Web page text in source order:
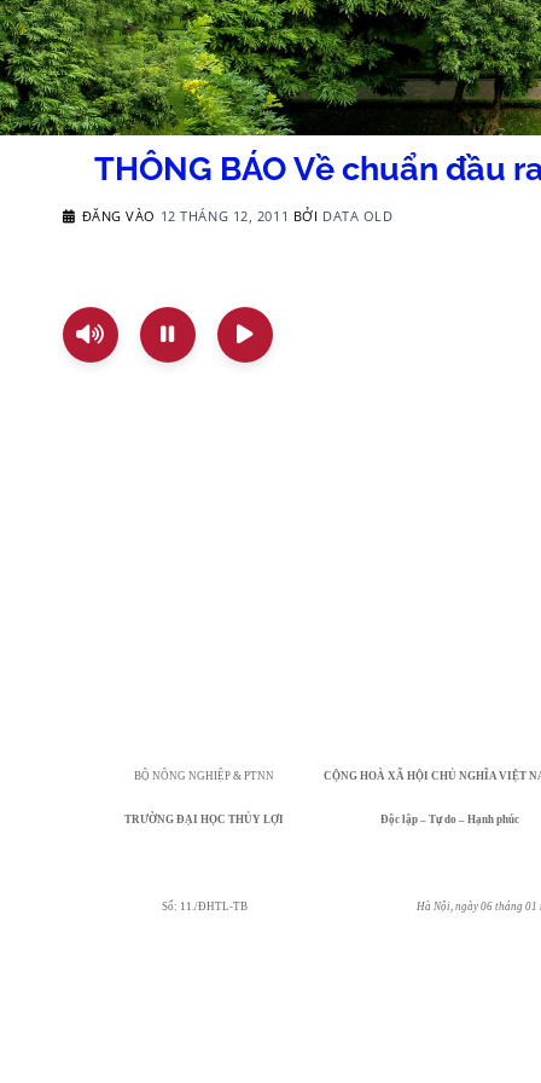
THÔNG BÁO Về chuẩn đầu
ĐĂNG VÀO 12 THÁNG 12, 2011 BỞI DATA OLD
BỘ NÔNG NGHIỆP & PTNN
TRƯỜNG ĐẠI HỌC THỦY LỢI
CỘNG HOÀ XÃ HỘI CHỦ NGHĨA VIỆT
Độc lập – Tự do – Hạnh phúc
Số: 11./ĐHTL-TB Hà Nội, ngày 06 tháng 01